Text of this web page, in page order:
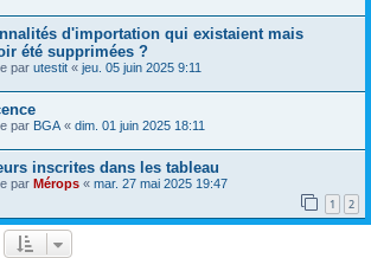
d'importation qui existaient mais
été supprimées ?
par utestit « jeu. 05 juin 2025 9:11
par BGA « dim. 01 juin 2025 18:11
inscrites dans les tableau
par Mérops « mar. 27 mai 2025 19:47
1 2